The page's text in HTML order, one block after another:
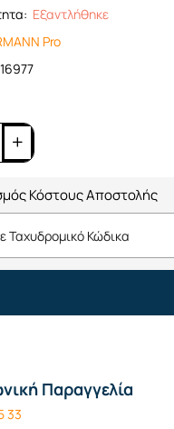
Εξαντλήθηκε
Pro
Κόστους Αποστολής
Παραγγελία
33